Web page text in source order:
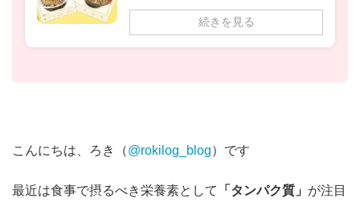
続きを見る
こんにちは、ろき（@rokilog_blog）です
最近は食事で摂るべき栄養素として 「タンパク質」 が注目